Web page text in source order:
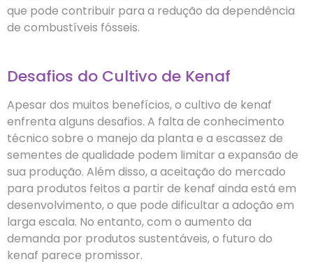
que pode contribuir para a redução da dependência
de combustíveis fósseis.
Desafios do Cultivo de Kenaf
Apesar dos muitos benefícios, o cultivo de kenaf
enfrenta alguns desafios. A falta de conhecimento
técnico sobre o manejo da planta e a escassez de
sementes de qualidade podem limitar a expansão de
sua produção. Além disso, a aceitação do mercado
para produtos feitos a partir de kenaf ainda está em
desenvolvimento, o que pode dificultar a adoção em
larga escala. No entanto, com o aumento da
demanda por produtos sustentáveis, o futuro do
kenaf parece promissor.